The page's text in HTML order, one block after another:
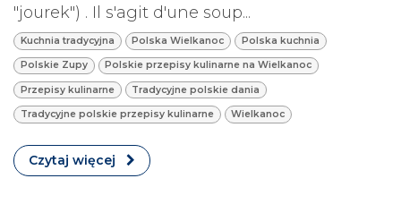
"jourek") . Il s'agit d'une soup...
Kuchnia tradycyjna Polska Wielkanoc Polska kuchnia
Polskie Zupy Polskie przepisy kulinarne na Wielkanoc
Przepisy kulinarne Tradycyjne polskie dania
Tradycyjne polskie przepisy kulinarne Wielkanoc
Czytaj więcej